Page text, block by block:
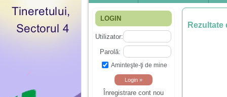
LOGIN
Utilizator:
Parolă:
Aminteşte-ţi de mine
Înregistrare cont nou
Rezultate